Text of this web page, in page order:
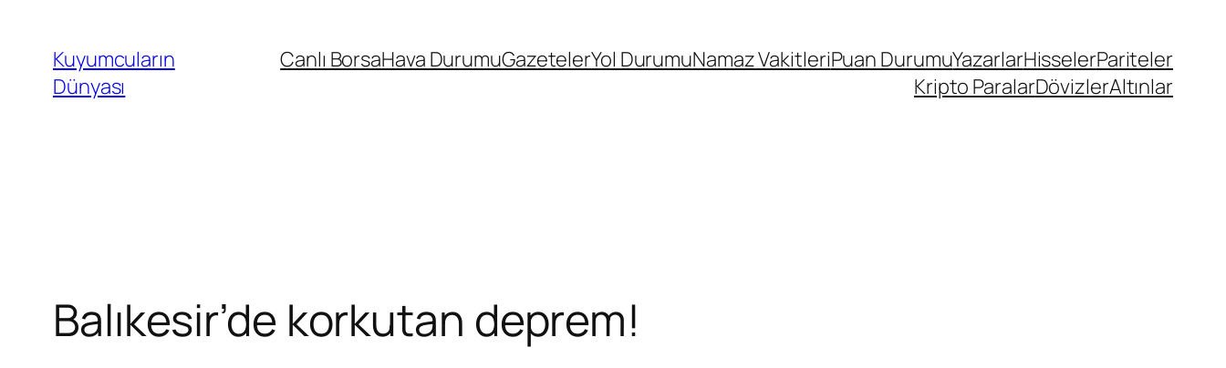
Kuyumcuların
Dünyası
Canlı BorsaHava DurumuGazetelerYol DurumuNamaz VakitleriPuan DurumuYazarlarHisselerPariteler
Kripto ParalarDövizlerAltınlar
Balıkesir’de korkutan deprem!